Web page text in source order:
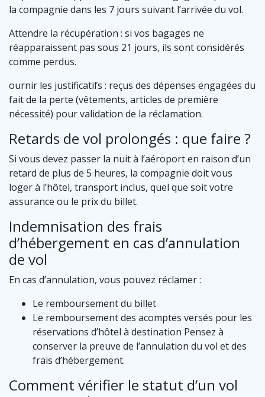
la compagnie dans les 7 jours suivant l’arrivée du vol.
Attendre la récupération : si vos bagages ne
réapparaissent pas sous 21 jours, ils sont considérés
comme perdus.
ournir les justificatifs : reçus des dépenses engagées du
fait de la perte (vêtements, articles de première
nécessité) pour validation de la réclamation.
Retards de vol prolongés : que faire ?
Si vous devez passer la nuit à l’aéroport en raison d’un
retard de plus de 5 heures, la compagnie doit vous
loger à l’hôtel, transport inclus, quel que soit votre
assurance ou le prix du billet.
Indemnisation des frais
d’hébergement en cas d’annulation
de vol
En cas d’annulation, vous pouvez réclamer :
Le remboursement du billet
Le remboursement des acomptes versés pour les
réservations d’hôtel à destination Pensez à
conserver la preuve de l’annulation du vol et des
frais d’hébergement.
Comment vérifier le statut d’un vol